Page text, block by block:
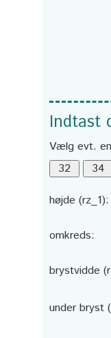
Indtast
Vælg evt.
højde (rz_1):
omkreds:
brystvidde
under bryst